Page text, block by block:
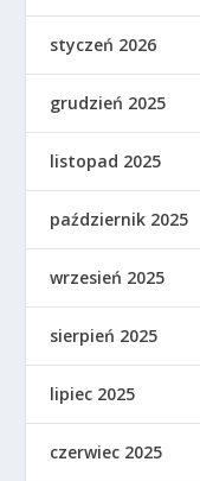
styczeń 2026
grudzień 2025
listopad 2025
październik 2025
wrzesień 2025
sierpień 2025
lipiec 2025
czerwiec 2025